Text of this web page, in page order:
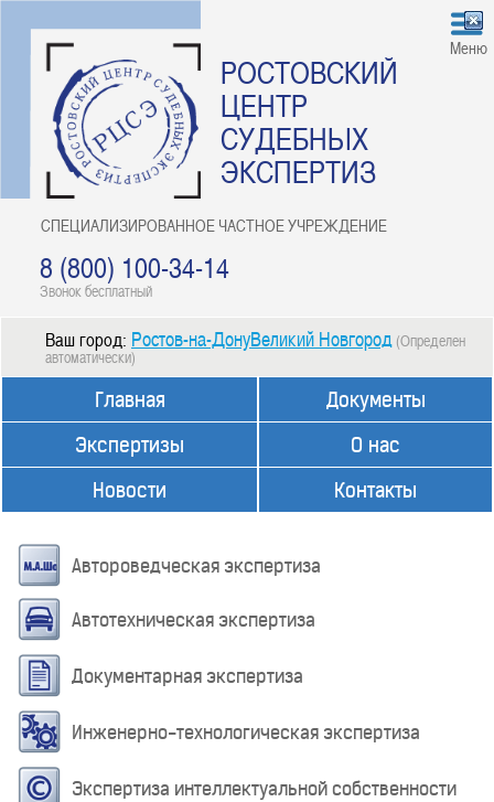
РОСТОВСКИЙ
ЦЕНТР
СУДЕБНЫХ
ЭКСПЕРТИЗ
СПЕЦИАЛИЗИРОВАННОЕ ЧАСТНОЕ УЧРЕЖДЕНИЕ
8 (800) 100-34-14
Звонок бесплатный
Меню
Ваш город: Ростов-на-ДонуВеликий Новгород (Определен
автоматически)
Главная
Экспертизы
Новости
Документы
О нас
Контакты
Автороведческая экспертиза
Автотехническая экспертиза
Документарная экспертиза
Инженерно-технологическая экспертиза
Экспертиза интеллектуальной собственности